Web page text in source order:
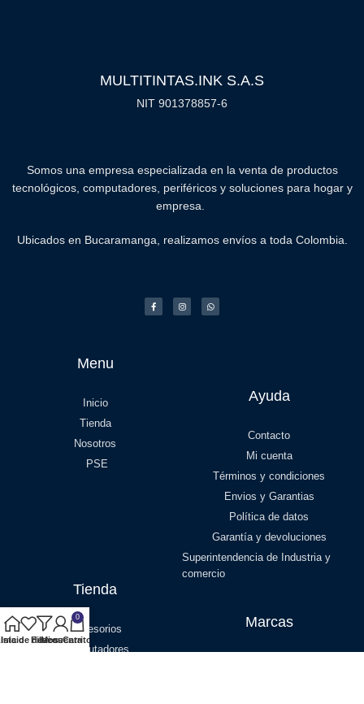
MULTITINTAS.INK S.A.S
NIT 901378857-6
Somos una empresa especializada en la venta de productos
tecnológicos, computadores, periféricos y soluciones para hogar y
empresa.
Ubicados en Bucaramanga, realizamos envíos a toda Colombia.
Menu
Inicio
Tienda
Nosotros
PSE
Ayuda
Contacto
Mi cuenta
Términos y condiciones
Envios y Garantias
Política de datos
Garantía y devoluciones
Superintendencia de Industria y
comercio
Tienda
Accesorios
Computadores
Marcas
Iniciode deseos
Filtros
Mi cuenta
0
Carrito